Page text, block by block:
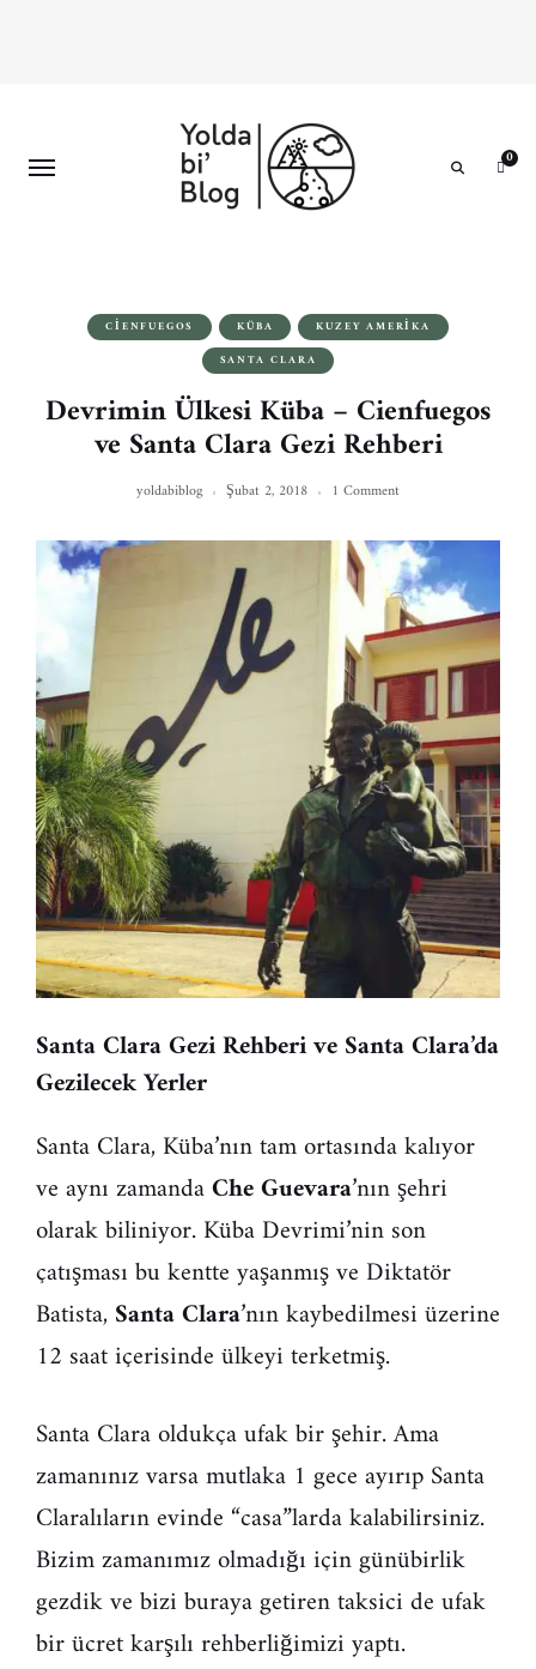
0
CIENFUEGOS KÜBA
KUZEY AMERIKA
SANTA CLARA
Devrimin Ülkesi Küba – Cienfuegos
ve Santa Clara Gezi Rehberi
yoldabiblog Şubat 2, 2018 1 Comment
Santa Clara Gezi Rehberi ve Santa Clara’da
Gezilecek Yerler
Santa Clara, Küba’nın tam ortasında kalıyor
ve aynı zamandaChe Guevara’nın şehri
olarak biliniyor. Küba Devrimi’nin son
çatışması bu kentte yaşanmış ve Diktatör
Batista, Santa Clara’nın kaybedilmesi üzerine
12 saat içerisinde ülkeyi terketmiş.
Santa Clara oldukça ufak bir şehir. Ama
zamanınız varsa mutlaka 1 gece ayırıp Santa
Claralıların evinde “casa”larda kalabilirsiniz.
Bizim zamanımız olmadığı için günübirlik
gezdik ve bizi buraya getiren taksici de ufak
bir ücret karşılı rehberliğimizi yaptı.